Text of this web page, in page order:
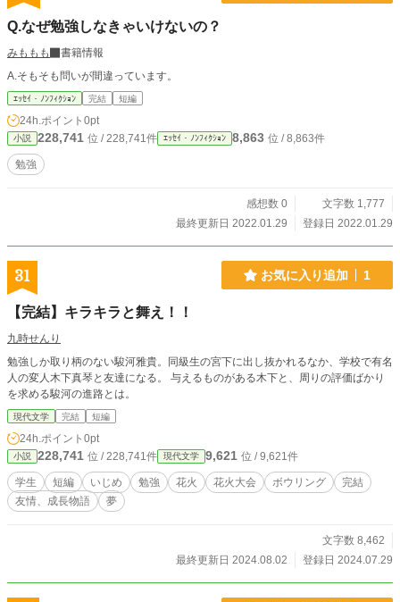
Q.なぜ勉強しなきゃいけないの？
みももも
書籍情報
A.そもそも問いが間違っています。
ｴｯｾｲ・ﾉﾝﾌｨｸｼｮﾝ 完結 短編
24h.ポイント 0pt
小説 228,741 位 / 228,741件 ｴｯｾｲ・ﾉﾝﾌｨｸｼｮﾝ 8,863 位 / 8,863件
勉強
感想数 0
文字数 1,777
最終更新日 2022.01.29
登録日 2022.01.29
31 お気に入り追加 1
【完結】キラキラと舞え！！
九時せんり
勉強しか取り柄のない駿河雅貴。同級生の宮下に出し抜かれるなか、学校で有名
人の変人木下真琴と友達になる。 与えるものがある木下と、周りの評価ばかり
を求める駿河の進路とは。
現代文学 完結 短編
24h.ポイント 0pt
小説 228,741 位 / 228,741件 現代文学 9,621 位 / 9,621件
学生 短編 いじめ 勉強 花火 花火大会 ボウリング
完結
友情、成長物語
夢
文字数 8,462
最終更新日 2024.08.02
登録日 2024.07.29